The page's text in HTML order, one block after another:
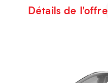
Détails de l'offre